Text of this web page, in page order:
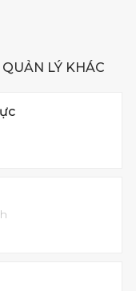
LÝ KHÁC